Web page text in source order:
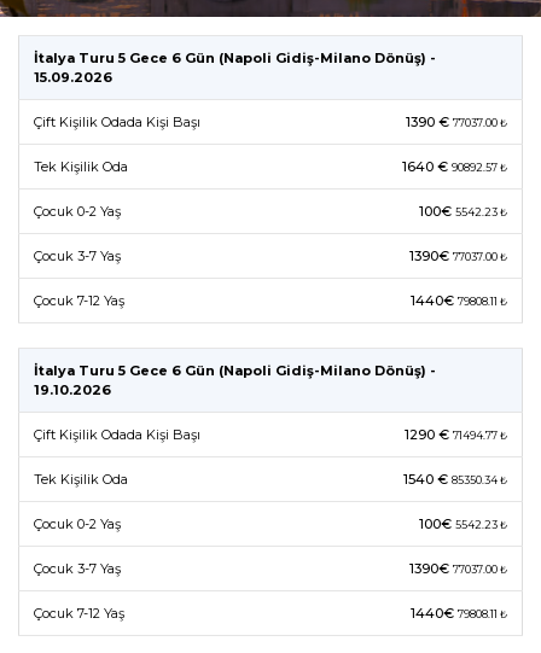
İtalya Turu 5 Gece 6 Gün (Napoli Gidiş-Milano Dönüş) -
15.09.2026
Çift Kişilik Odada Kişi Başı 1390 € 77037.00 ₺
Tek Kişilik Oda 1640 € 90892.57 ₺
Çocuk 0-2 Yaş 100€ 5542.23 ₺
Çocuk 3-7 Yaş 1390€ 77037.00 ₺
Çocuk 7-12 Yaş 1440€ 79808.11 ₺
İtalya Turu 5 Gece 6 Gün (Napoli Gidiş-Milano Dönüş) -
19.10.2026
Çift Kişilik Odada Kişi Başı 1290 € 71494.77 ₺
Tek Kişilik Oda 1540 € 85350.34 ₺
Çocuk 0-2 Yaş 100€ 5542.23 ₺
Çocuk 3-7 Yaş 1390€ 77037.00 ₺
Çocuk 7-12 Yaş 1440€ 79808.11 ₺